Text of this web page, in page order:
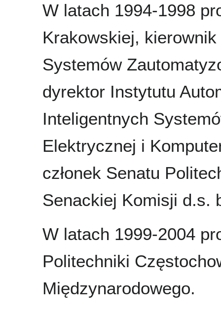
W latach 1994-1998
Krakowskiej,
Systemów
dyrektor Instytutu
Inteligentnych
Elektrycznej i
członek Senatu
Senackiej Komisji d.s.
W latach 1999-2004
Politechniki
Międzynarodowego.